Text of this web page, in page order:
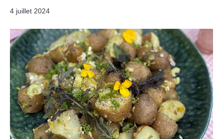
4 juillet 2024